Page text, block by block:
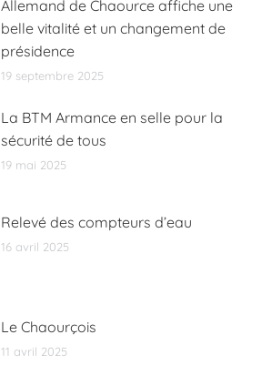
Allemand de Chaource affiche une
belle vitalité et un changement de
présidence
19 septembre 2025
La BTM Armance en selle pour la
sécurité de tous
19 mai 2025
Relevé des compteurs d’eau
16 avril 2025
Le Chaourçois
11 avril 2025